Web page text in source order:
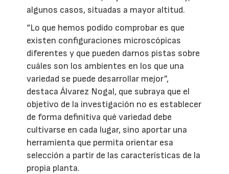
algunos casos, situadas a mayor altitud.
“Lo que hemos podido comprobar es que
existen configuraciones microscópicas
diferentes y que pueden darnos pistas sobre
cuáles son los ambientes en los que una
variedad se puede desarrollar mejor”,
destaca Álvarez Nogal, que subraya que el
objetivo de la investigación no es establecer
de forma definitiva qué variedad debe
cultivarse en cada lugar, sino aportar una
herramienta que permita orientar esa
selección a partir de las características de la
propia planta.